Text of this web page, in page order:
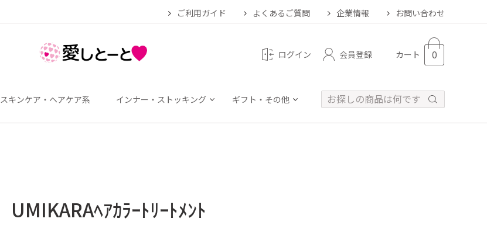
ログイン 会員登録 カート 0
スキンケア・ヘアケア系 インナー・ストッキング ギフト・その他
ご利用ガイド よくあるご質問 企業情報 お問い合わせ
UMIKARAﾍｱｶﾗｰﾄﾘｰﾄﾒﾝﾄ